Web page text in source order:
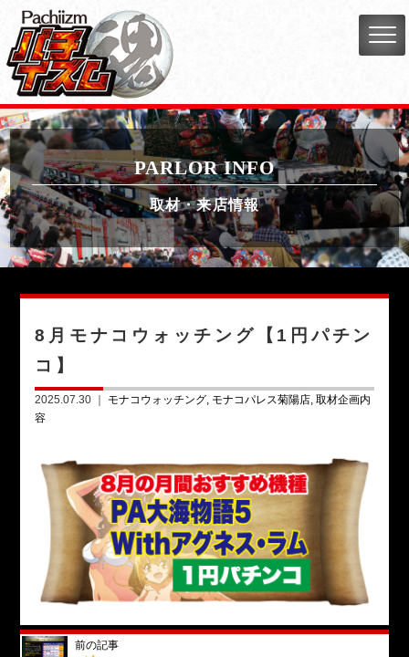
PARLOR INFO
取材・来店情報
8月モナコウォッチング【1円パチン
コ】
2025.07.30 ｜ モナコウォッチング モナコパレス菊陽店 取材企画内
容
前の記事